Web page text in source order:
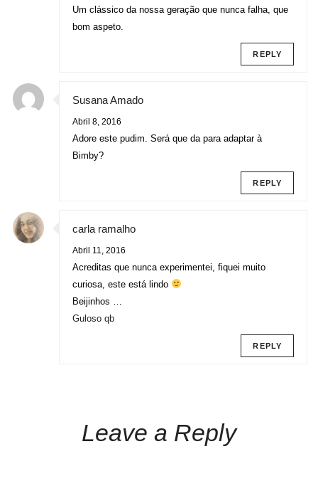
Um clássico da nossa geração que nunca falha, que
bom aspeto.
REPLY
Susana Amado
Abril 8, 2016
Adore este pudim. Será que da para adaptar à
Bimby?
REPLY
carla ramalho
Abril 11, 2016
Acreditas que nunca experimentei, fiquei muito
curiosa, este está lindo
Beijinhos …
Guloso qb
REPLY
Leave a Reply